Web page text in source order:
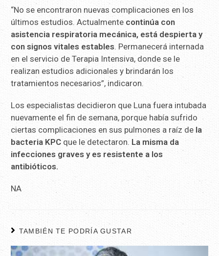
“No se encontraron nuevas complicaciones en los
últimos estudios. Actualmente continúa con
asistencia respiratoria mecánica, está despierta y
con signos vitales estables. Permanecerá internada
en el servicio de Terapia Intensiva, donde se le
realizan estudios adicionales y brindarán los
tratamientos necesarios”, indicaron.
Los especialistas decidieron que Luna fuera intubada
nuevamente el fin de semana, porque había sufrido
ciertas complicaciones en sus pulmones a raíz de la
bacteria KPC que le detectaron. La misma da
infecciones graves y es resistente a los
antibióticos.
NA
TAMBIÉN TE PODRÍA GUSTAR